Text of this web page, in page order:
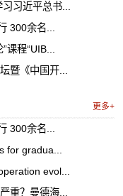
习近平总书...
300余名...
程“UIB...
暨《中国开...
更多+
300余名...
for gradua...
evol...
重？曼德海...